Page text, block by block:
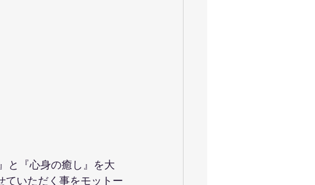
と『心身の癒し』を大
ていただく事をモットー